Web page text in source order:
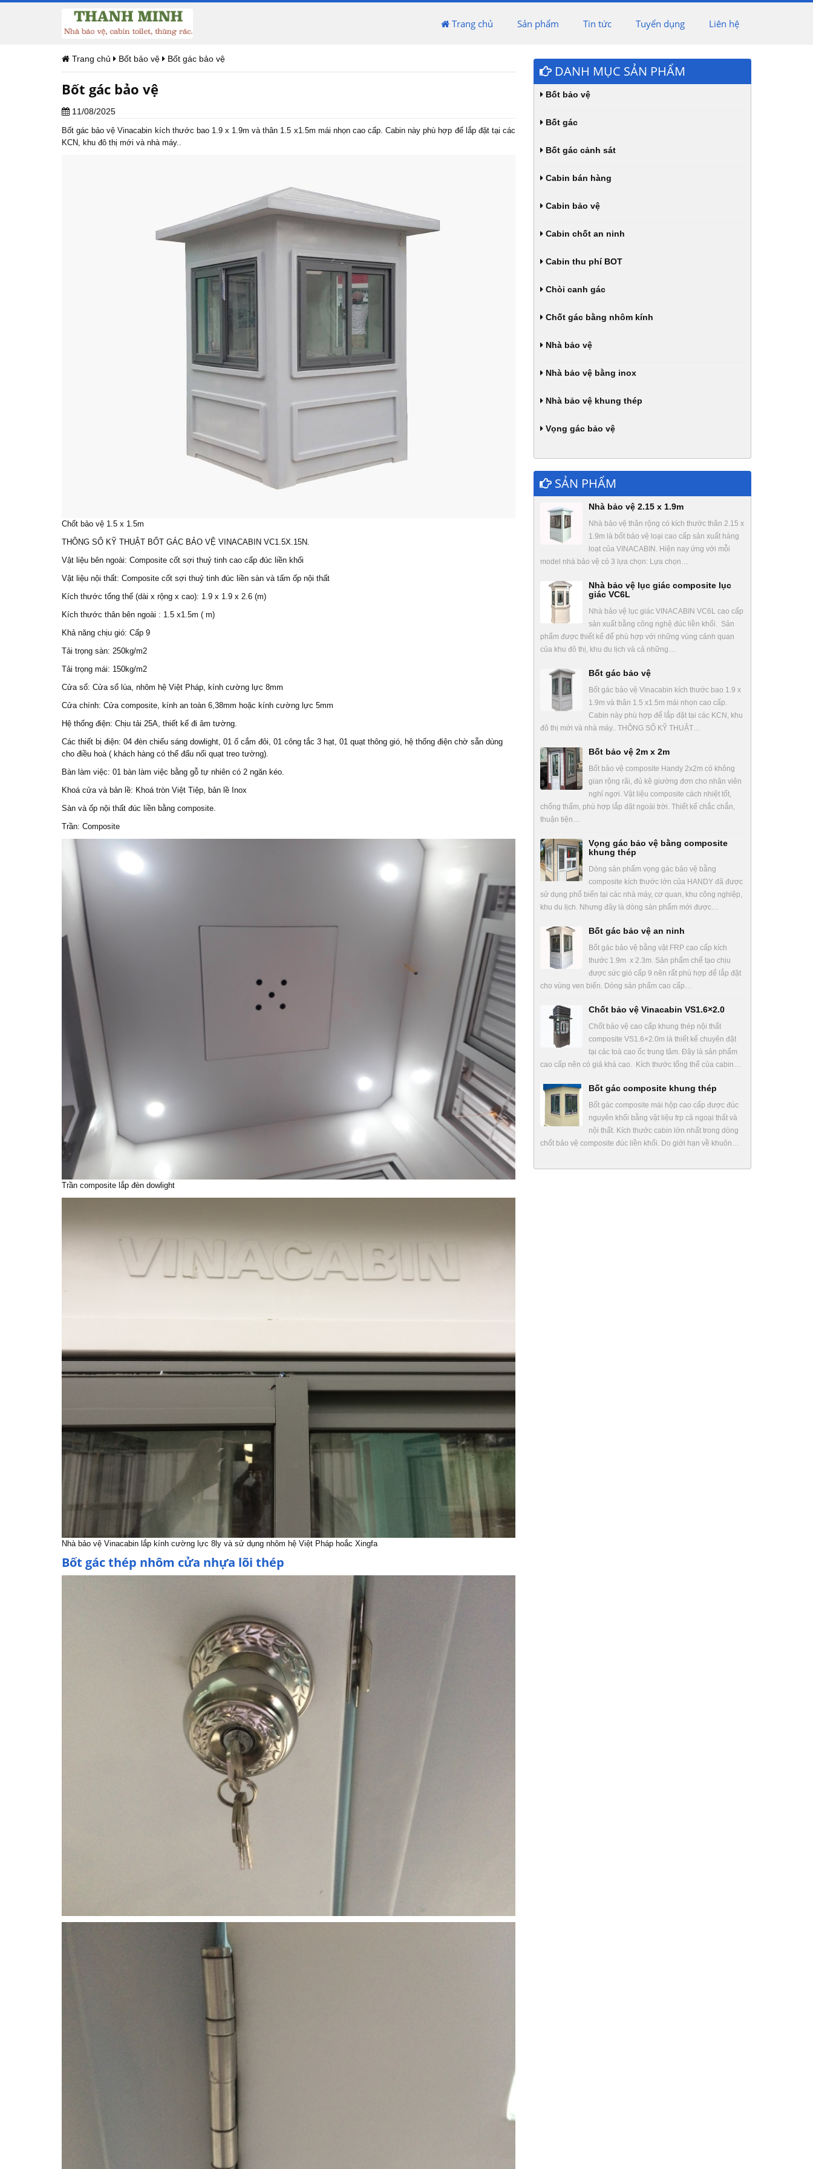
Trang chủ Sản phẩm Tin tức Tuyển dụng Liên hệ
Trang chủ Bốt bảo vệ Bốt gác bảo vệ
Bốt gác bảo vệ
11/08/2025
Bốt gác bảo vệ Vinacabin kích thước bao 1.9 x 1.9m và thân 1.5 x1.5m mái nhọn cao cấp. Cabin này phù hợp để lắp đặt tại các
KCN, khu đô thị mới và nhà máy..
Chốt bảo vệ 1.5 x 1.5m
THÔNG SỐ KỸ THUẬT BỐT GÁC BẢO VỆ VINACABIN VC1.5X.15N.
Vật liệu bên ngoài: Composite cốt sợi thuỷ tinh cao cấp đúc liền khối
Vật liệu nội thất: Composite cốt sợi thuỷ tinh đúc liền sàn và tấm ốp nội thất
Kích thước tổng thể (dài x rộng x cao): 1.9 x 1.9 x 2.6 (m)
Kích thước thân bên ngoài : 1.5 x1.5m ( m)
Khả năng chịu gió: Cấp 9
Tải trọng sàn: 250kg/m2
Tải trọng mái: 150kg/m2
Cửa sổ: Cửa sổ lùa, nhôm hệ Việt Pháp, kính cường lực 8mm
Cửa chính: Cửa composite, kính an toàn 6,38mm hoặc kính cường lực 5mm
Hệ thống điện: Chịu tải 25A, thiết kế đi âm tường.
Các thiết bị điện: 04 đèn chiếu sáng dowlight, 01 ổ cắm đôi, 01 công tắc 3 hạt, 01 quạt thông gió, hệ thống điện chờ sẵn dùng
cho điều hoà ( khách hàng có thể đấu nối quạt treo tường).
Bàn làm việc: 01 bàn làm việc bằng gỗ tự nhiên có 2 ngăn kéo.
Khoá cửa và bản lề: Khoá tròn Việt Tiệp, bản lề Inox
Sàn và ốp nội thất đúc liền bằng composite.
Trần: Composite
Trần composite lắp đèn dowlight
Nhà bảo vệ Vinacabin lắp kính cường lực 8ly và sử dụng nhôm hệ Việt Pháp hoắc Xingfa
Bốt gác thép nhôm cửa nhựa lõi thép
DANH MỤC SẢN PHẨM
Bốt bảo vệ
Bốt gác
Bốt gác cảnh sát
Cabin bán hàng
Cabin bảo vệ
Cabin chốt an ninh
Cabin thu phí BOT
Chòi canh gác
Chốt gác bằng nhôm kính
Nhà bảo vệ
Nhà bảo vệ bằng inox
Nhà bảo vệ khung thép
Vọng gác bảo vệ
SẢN PHẨM
Nhà bảo vệ 2.15 x 1.9m
Nhà bảo vệ thân rộng có kích thước thân 2.15 x
1.9m là bốt bảo vệ loại cao cấp sản xuất hàng
loạt của VINACABIN. Hiện nay ứng với mỗi
model nhà bảo vệ có 3 lựa chọn: Lựa chọn…
Nhà bảo vệ lục giác composite lục
giác VC6L
Nhà bảo vệ lục giác VINACABIN VC6L cao cấp
sản xuất bằng công nghệ đúc liền khối. Sản
phẩm được thiết kế để phù hợp với những vùng cảnh quan
của khu đô thị, khu du lịch và cả những…
Bốt gác bảo vệ
Bốt gác bảo vệ Vinacabin kích thước bao 1.9 x
1.9m và thân 1.5 x1.5m mái nhọn cao cấp.
Cabin này phù hợp để lắp đặt tại các KCN, khu
đô thị mới và nhà máy.. THÔNG SỐ KỸ THUẬT…
Bốt bảo vệ 2m x 2m
Bốt bảo vệ composite Handy 2x2m có không
gian rộng rãi, đủ kê giường đơn cho nhân viên
nghỉ ngơi. Vật liệu composite cách nhiệt tốt,
chống thấm, phù hợp lắp đặt ngoài trời. Thiết kế chắc chắn,
thuận tiện…
Vọng gác bảo vệ bằng composite
khung thép
Dòng sản phẩm vọng gác bảo vệ bằng
composite kích thước lớn của HANDY đã được
sử dụng phổ biến tại các nhà máy, cơ quan, khu công nghiệp,
khu du lịch. Nhưng đây là dòng sản phẩm mới được…
Bốt gác bảo vệ an ninh
Bốt gác bảo vệ bằng vật FRP cao cấp kích
thước 1.9m x 2.3m. Sản phẩm chế tạo chịu
được sức gió cấp 9 nên rất phù hợp để lắp đặt
cho vùng ven biển. Dòng sản phẩm cao cấp…
Chốt bảo vệ Vinacabin VS1.6×2.0
Chốt bảo vệ cao cấp khung thép nội thất
composite VS1.6×2.0m là thiết kế chuyên đặt
tại các toà cao ốc trung tâm. Đây là sản phẩm
cao cấp nên có giá khá cao. Kích thước tổng thể của cabin…
Bốt gác composite khung thép
Bốt gác composite mái hộp cao cấp được đúc
nguyên khối bằng vật liệu frp cả ngoại thất và
nội thất. Kích thước cabin lớn nhất trong dòng
chốt bảo vệ composite đúc liền khối. Do giới hạn về khuôn…